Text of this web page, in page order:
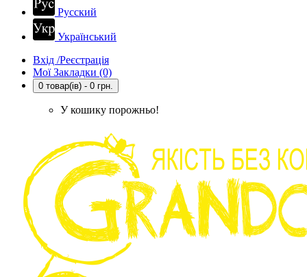
Русский
Український
Вхід /Реєстрація
Мої Закладки (0)
0 товар(ів) - 0 грн.
У кошику порожньо!